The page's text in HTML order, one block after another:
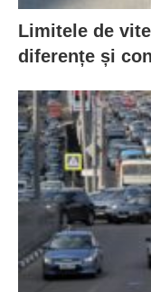
Limitele de
diferențe și